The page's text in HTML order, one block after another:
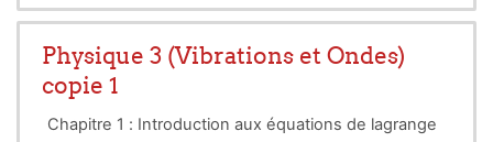
d’analyse mathématique.
Physique 3 (Vibrations et Ondes)
copie 1
Chapitre 1 : Introduction aux équations de lagrange